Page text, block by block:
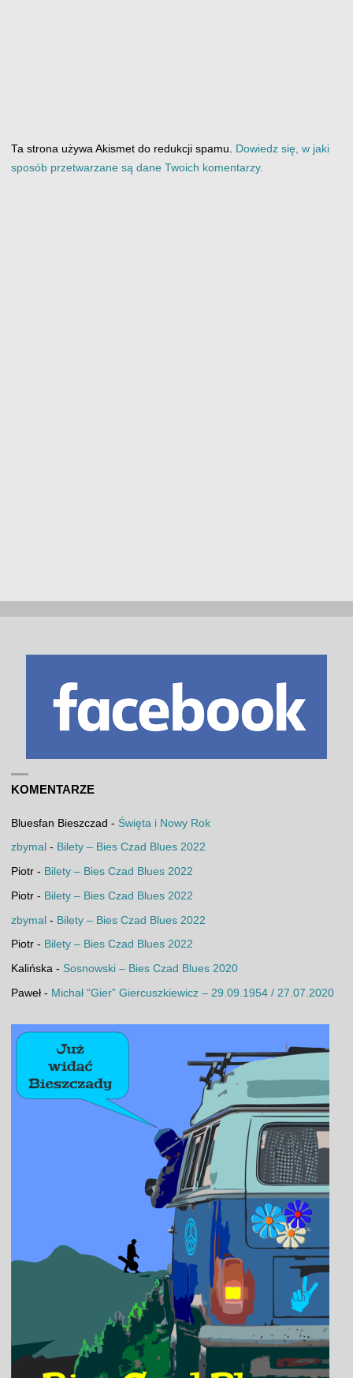
Ta strona używa Akismet do redukcji spamu. Dowiedz się, w jaki
sposób przetwarzane są dane Twoich komentarzy.
KOMENTARZE
Bluesfan Bieszczad - Święta i Nowy Rok
zbymal - Bilety – Bies Czad Blues 2022
Piotr- Bilety – Bies Czad Blues 2022
Piotr- Bilety – Bies Czad Blues 2022
zbymal- Bilety – Bies Czad Blues 2022
Piotr- Bilety – Bies Czad Blues 2022
Kalińska- Sosnowski – Bies Czad Blues 2020
Paweł- Michał “Gier” Giercuszkiewicz – 29.09.1954 / 27.07.2020